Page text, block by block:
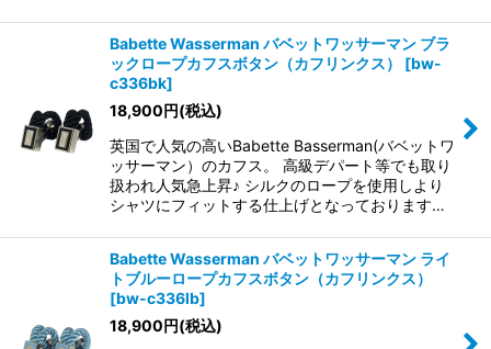
Babette Wasserman バベットワッサーマン ブラ
ックロープカフスボタン（カフリンクス）
[bw-
c336bk]
18,900円(税込)
英国で人気の高いBabette Basserman(バベットワ
ッサーマン）のカフス。 高級デパート等でも取り
扱われ人気急上昇♪ シルクのロープを使用しより
シャツにフィットする仕上げとなっております…
Babette Wasserman バベットワッサーマン ライ
トブルーロープカフスボタン（カフリンクス）
[bw-c336lb]
18,900円(税込)